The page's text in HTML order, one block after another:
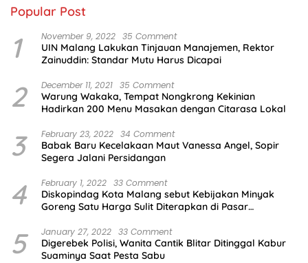
Popular Post
1 November 9, 2022 35 Comment
UIN Malang Lakukan Tinjauan Manajemen, Rektor
Zainuddin: Standar Mutu Harus Dicapai
2 December 11, 2021 35 Comment
Warung Wakaka, Tempat Nongkrong Kekinian
Hadirkan 200 Menu Masakan dengan Citarasa Lokal
3 February 23, 2022 34 Comment
Babak Baru Kecelakaan Maut Vanessa Angel, Sopir
Segera Jalani Persidangan
4 February 1, 2022 33 Comment
Diskopindag Kota Malang sebut Kebijakan Minyak
Goreng Satu Harga Sulit Diterapkan di Pasar
5 January 27, 2022 33 Comment
Digerebek Polisi, Wanita Cantik Blitar Ditinggal Kabur
Suaminya Saat Pesta Sabu